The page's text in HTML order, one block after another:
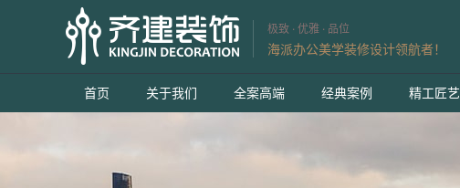
极致 · 优雅 · 品位
海派办公美学装修设计领航者！
首页 关于我们 全案高端 经典案例 精工匠艺